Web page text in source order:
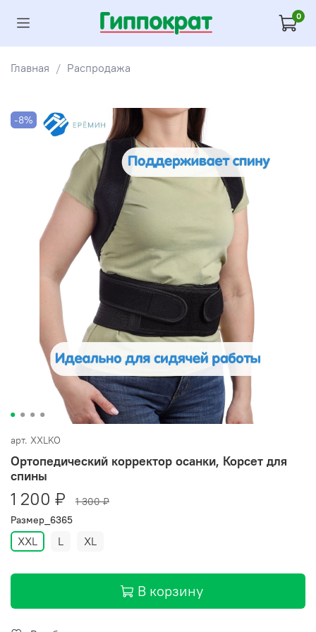
0
Главная Распродажа
-8%
арт. XXLKO
Ортопедический корректор осанки, Корсет для
спины
1 200 ₽
1 300 ₽
Размер_6365
XXL L XL
В корзину